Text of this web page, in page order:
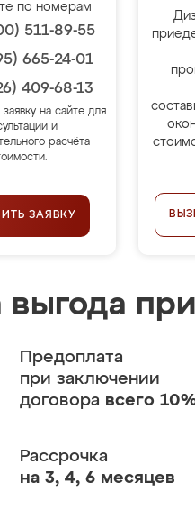
по номерам
511-89-55
665-24-01
409-68-13
на сайте для
и
расчёта
ЗАЯВКУ
выгода
Предоплата
при заключении
договора всего
Рассрочка
на 3, 4, 6 месяцев